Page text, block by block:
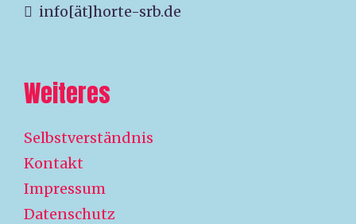
info[ät]horte-srb.de
Weiteres
Selbstverständnis
Kontakt
Impressum
Datenschutz